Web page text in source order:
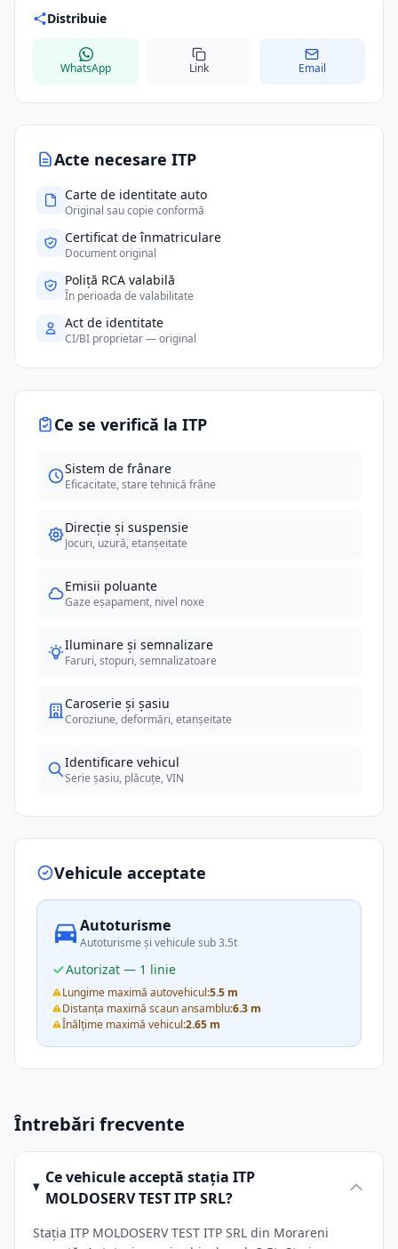
Acte necesare ITP
Carte de identitate auto
Original sau copie conformă
Certificat de înmatriculare
Document original
Poliță RCA valabilă
În perioada de valabilitate
Act de identitate
CI/BI proprietar — original
Ce se verifică la ITP
Sistem de frânare
Eficacitate, stare tehnică frâne
Direcție și suspensie
Jocuri, uzură, etanșeitate
Emisii poluante
Gaze eșapament, nivel noxe
Iluminare și semnalizare
Faruri, stopuri, semnalizatoare
Caroserie și șasiu
Coroziune, deformări, etanșeitate
Identificare vehicul
Serie șasiu, plăcuțe, VIN
Vehicule acceptate
Autoturisme
Autoturisme și vehicule sub 3.5t
Autorizat — 1 linie
Lungime maximă autovehicul:5.5 m
Distanța maximă scaun ansamblu:6.3 m
Înălțime maximă vehicul:2.65 m
Distribuie
WhatsApp Link Email
Întrebări frecvente
Ce vehicule acceptă stația ITP
MOLDOSERV TEST ITP SRL?
Stația ITP MOLDOSERV TEST ITP SRL din Morareni